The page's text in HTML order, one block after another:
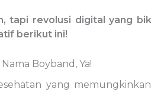
tapi revolusi digital yang
berikut ini!
Boyband, Ya!
yang